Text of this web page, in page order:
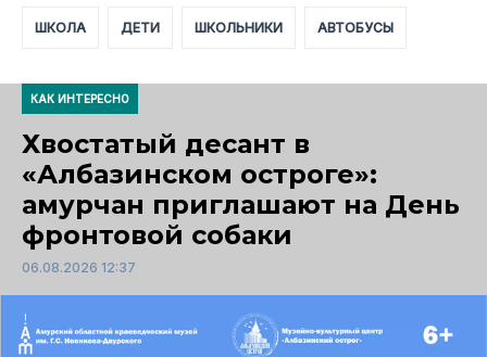
ШКОЛА ДЕТИ ШКОЛЬНИКИ АВТОБУСЫ
КАК ИНТЕРЕСНО
Хвостатый десант в
«Албазинском остроге»:
амурчан приглашают на День
фронтовой собаки
06.08.2026 12:37